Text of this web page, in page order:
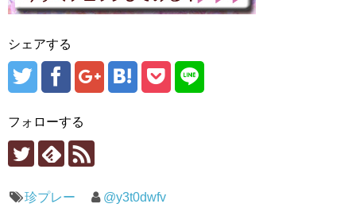
シェアする
フォローする
珍プレー @y3t0dwfv